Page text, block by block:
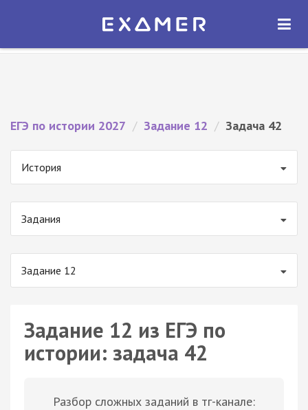
Экзамер — ЕГЭ 2027
ОТКРЫТЬ
ЕГЭ по истории 2027 / Задание 12 / Задача 42
История
Задания
Задание 12
Задание 12 из ЕГЭ по
истории: задача 42
Разбор сложных заданий в тг-канале: